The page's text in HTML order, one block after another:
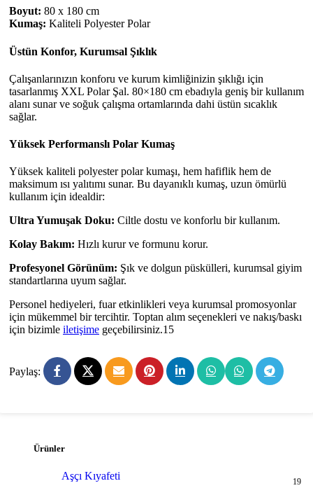
Boyut: 80 x 180 cm
Kumaş: Kaliteli Polyester Polar
Üstün Konfor, Kurumsal Şıklık
Çalışanlarınızın konforu ve kurum kimliğinizin şıklığı için
tasarlanmış XXL Polar Şal. 80×180 cm ebadıyla geniş bir kullanım
alanı sunar ve soğuk çalışma ortamlarında dahi üstün sıcaklık
sağlar.
Yüksek Performanslı Polar Kumaş
Yüksek kaliteli polyester polar kumaşı, hem hafiflik hem de
maksimum ısı yalıtımı sunar. Bu dayanıklı kumaş, uzun ömürlü
kullanım için idealdir:
Ultra Yumuşak Doku: Ciltle dostu ve konforlu bir kullanım.
Kolay Bakım: Hızlı kurur ve formunu korur.
Profesyonel Görünüm: Şık ve dolgun püskülleri, kurumsal giyim
standartlarına uyum sağlar.
Personel hediyeleri, fuar etkinlikleri veya kurumsal promosyonlar
için mükemmel bir tercihtir. Toptan alım seçenekleri ve nakış/baskı
için bizimle iletişime geçebilirsiniz.15
Paylaş:
Ürünler
Aşçı Kıyafeti 19